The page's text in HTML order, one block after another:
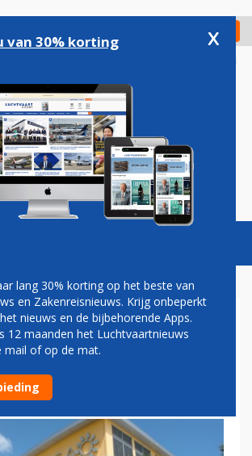
Check in
Podcasts Vacatures
KRITIEK OP
LUCHTHAVEN
van 30% korting x
lang 30% korting op het beste van
en Zakenreisnieuws. Krijg onbeperkt
nieuws en de bijbehorende Apps.
12 maanden het Luchtvaartnieuws
mail of op de mat.